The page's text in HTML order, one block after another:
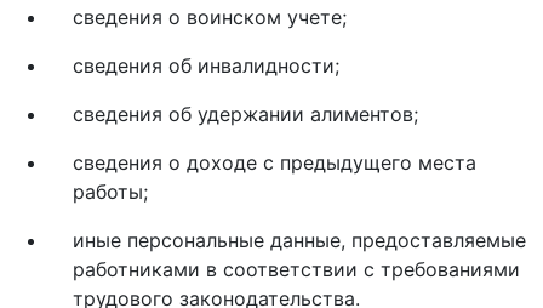
сведения о воинском учете;
сведения об инвалидности;
сведения об удержании алиментов;
сведения о доходе с предыдущего места
работы;
иные персональные данные, предоставляемые
работниками в соответствии с требованиями
трудового законодательства.